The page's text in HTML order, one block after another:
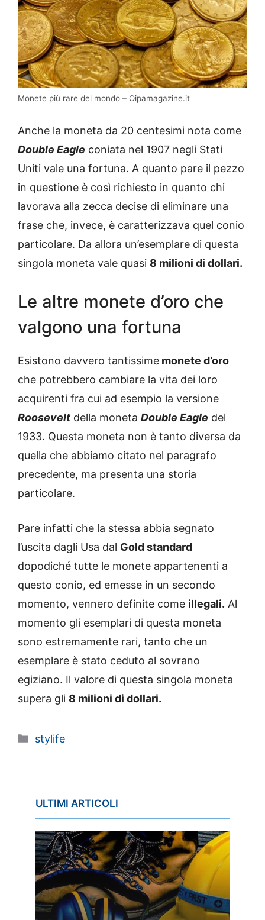
Monete più rare del mondo – Oipamagazine.it
Anche la moneta da 20 centesimi nota come
Double Eagle coniata nel 1907 negli Stati
Uniti vale una fortuna. A quanto pare il pezzo
in questione è così richiesto in quanto chi
lavorava alla zecca decise di eliminare una
frase che, invece, è caratterizzava quel conio
particolare. Da allora un’esemplare di questa
singola moneta vale quasi 8 milioni di dollari.
Le altre monete d’oro che
valgono una fortuna
Esistono davvero tantissime monete d’oro
che potrebbero cambiare la vita dei loro
acquirenti fra cui ad esempio la versione
Roosevelt della moneta Double Eagle del
1933. Questa moneta non è tanto diversa da
quella che abbiamo citato nel paragrafo
precedente, ma presenta una storia
particolare.
Pare infatti che la stessa abbia segnato
l’uscita dagli Usa dal Gold standard
dopodiché tutte le monete appartenenti a
questo conio, ed emesse in un secondo
momento, vennero definite come illegali. Al
momento gli esemplari di questa moneta
sono estremamente rari, tanto che un
esemplare è stato ceduto al sovrano
egiziano. Il valore di questa singola moneta
supera gli 8 milioni di dollari.
Categorie
stylife
ULTIMI ARTICOLI